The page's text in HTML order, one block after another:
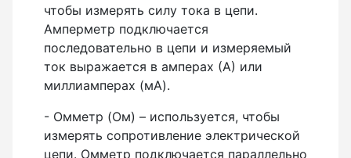
чтобы измерять силу тока в цепи.
Амперметр подключается
последовательно в цепи и измеряемый
ток выражается в амперах (А) или
миллиамперах (мА).
- Омметр (Ом) – используется, чтобы
измерять сопротивление электрической
цепи. Омметр подключается параллельно